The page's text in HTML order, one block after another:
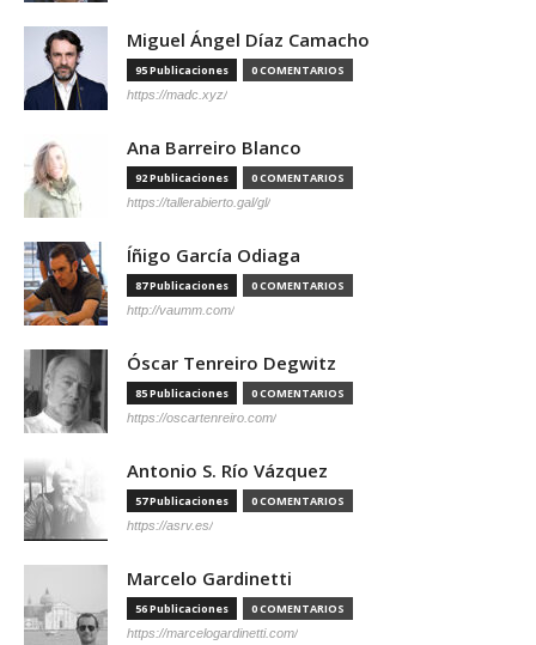
Miguel Ángel Díaz Camacho
95 Publicaciones 0 COMENTARIOS
https://madc.xyz/
Ana Barreiro Blanco
92 Publicaciones 0 COMENTARIOS
https://tallerabierto.gal/gl/
Íñigo García Odiaga
87 Publicaciones 0 COMENTARIOS
http://vaumm.com/
Óscar Tenreiro Degwitz
85 Publicaciones 0 COMENTARIOS
https://oscartenreiro.com/
Antonio S. Río Vázquez
57 Publicaciones 0 COMENTARIOS
https://asrv.es/
Marcelo Gardinetti
56 Publicaciones 0 COMENTARIOS
https://marcelogardinetti.com/